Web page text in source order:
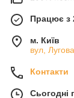
Працює з
м. Київ
вул,
Контакти
Сьогодні